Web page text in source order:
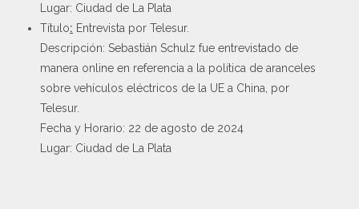
Lugar: Ciudad de La Plata
Título: Entrevista por Telesur.
Descripción: Sebastián Schulz fue entrevistado de
manera online en referencia a la política de aranceles
sobre vehículos eléctricos de la UE a China, por
Telesur.
Fecha y Horario: 22 de agosto de 2024
Lugar: Ciudad de La Plata